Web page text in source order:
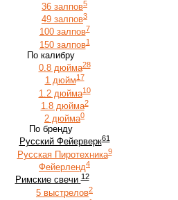
36 залпов5
49 залпов3
100 залпов7
150 залпов1
По калибру
0.8 дюйма28
1 дюйм17
1.2 дюйма10
1.8 дюйма2
2 дюйма0
По бренду
Русский Фейерверк61
Русская Пиротехника9
Фейерленд4
Римские свечи 12
5 выстрелов2